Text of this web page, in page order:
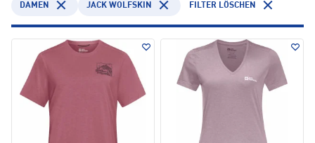
DAMEN JACK WOLFSKIN FILTER LÖSCHEN